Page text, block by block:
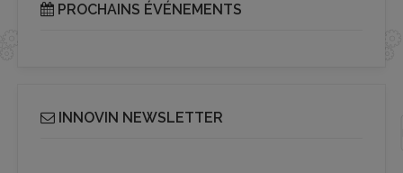
PROCHAINS ÉVÉNEMENTS
INNOVIN NEWSLETTER